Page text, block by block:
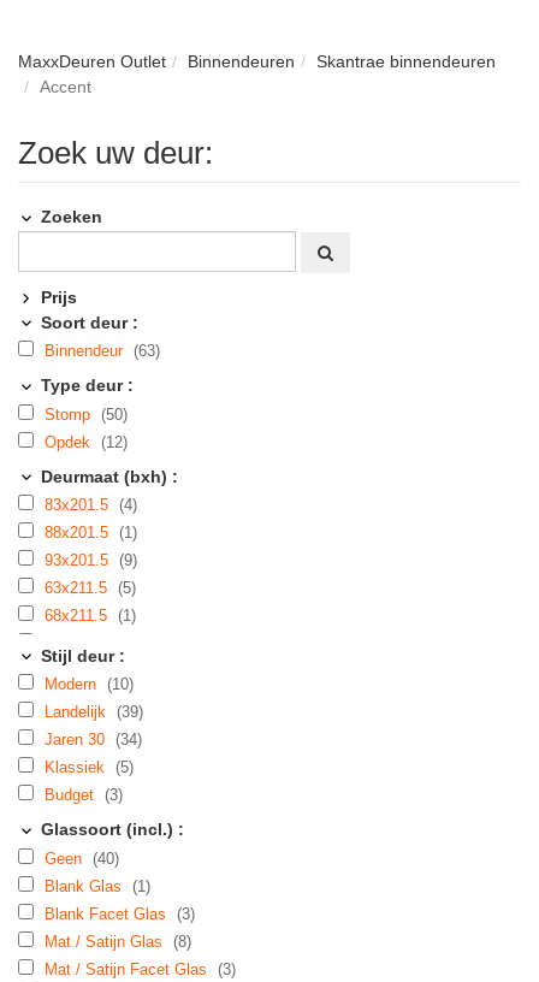
MaxxDeuren Outlet Binnendeuren
Skantrae binnendeuren
Accent
Zoek uw deur:
Zoeken
Prijs
Soort deur :
Binnendeur (63)
Type deur :
Stomp (50)
Opdek
(12)
Deurmaat (bxh) :
83x201.5 (4)
88x201.5 (1)
93x201.5 (9)
63x211.5 (5)
68x211.5 (1)
78x211.5
83x211.5
(2)
88x211.5
(17)
(2)
(1)
73x231.5 (4)
83x231.5 (3)
88x231.5
93x231.5 (5)
Stijl deur :
Modern (10)
Landelijk (39)
Jaren 30 (34)
Klassiek (5)
Budget (3)
Glassoort (incl.) :
Geen (40)
Blank Glas
(1)
Blank Facet Glas
(3)
Mat / Satijn Glas
(8)
Mat / Satijn Facet Glas
(3)